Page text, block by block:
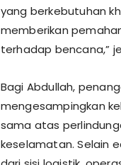
yang berkebutuhan
memberikan
terhadap bencana,”
​Bagi Abdullah,
mengesampingkan
sama atas
keselamatan. Selain